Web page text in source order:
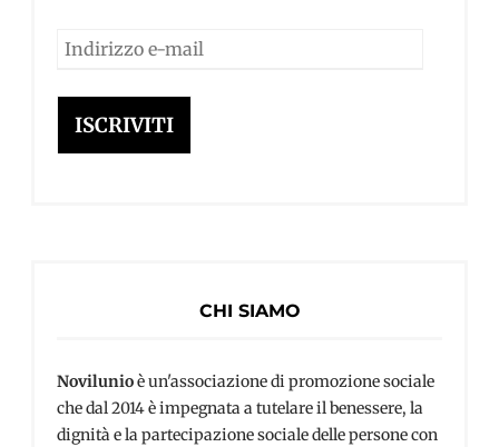
Indirizzo
mail
ISCRIVITI
CHI SIAMO
Novilunioè un'associazione di promozione sociale
che dal 2014 è impegnata a tutelare il benessere, la
dignità e la partecipazione sociale delle persone con